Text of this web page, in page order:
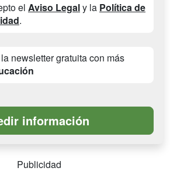
el Aviso Legaly la Política de
.
newsletter gratuita con más
Publicidad